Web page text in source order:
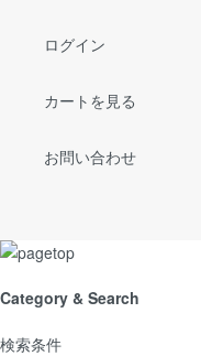
ログイン
カートを見る
お問い合わせ
Category & Search
検索条件